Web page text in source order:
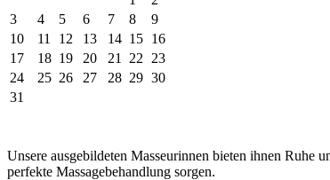
3
4 5 6 7 8
9
10
11 12 13 14 15 16
17
18 19 20 21 22
23
24
25 26 27 28 29 30
31
Unsere ausgebildeten Masseurinnen bieten ihnen Ruhe
perfekte Massagebehandlung sorgen.